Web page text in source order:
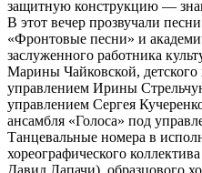
защитную конструкцию —
В этот вечер прозвучали
«Фронтовые песни» и
заслуженного работника
Марины Чайковской, детского
управлением Ирины
управлением Сергея
ансамбля «Голоса» под
Танцевальные номера в
хореографического